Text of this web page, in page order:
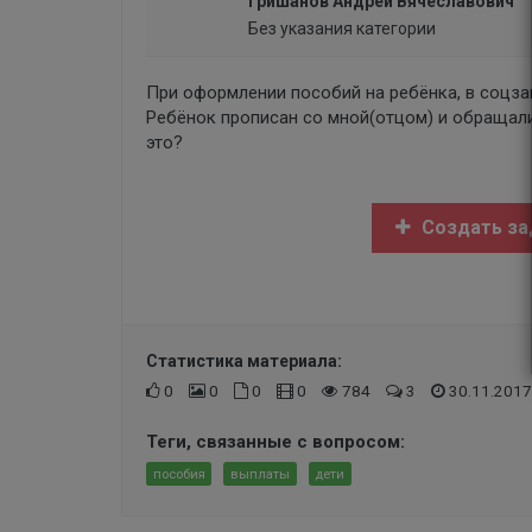
Без указания категории
При оформлении пособий на ребёнка, в
Ребёнок прописан со мной(отцом) и
это?
Создать
Статистика материала:
0
0 0 0 784 3
Теги, связанные с вопросом:
пособия выплаты дети